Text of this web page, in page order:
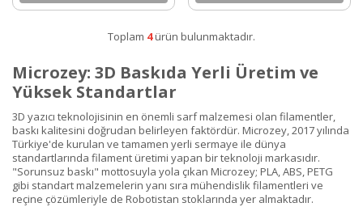
Toplam 4ürün bulunmaktadır.
Microzey: 3D Baskıda Yerli Üretim ve
Yüksek Standartlar
3D yazıcı teknolojisinin en önemli sarf malzemesi olan filamentler,
baskı kalitesini doğrudan belirleyen faktördür. Microzey, 2017 yılında
Türkiye'de kurulan ve tamamen yerli sermaye ile dünya
standartlarında filament üretimi yapan bir teknoloji markasıdır.
"Sorunsuz baskı" mottosuyla yola çıkan Microzey; PLA, ABS, PETG
gibi standart malzemelerin yanı sıra mühendislik filamentleri ve
reçine çözümleriyle de Robotistan stoklarında yer almaktadır.